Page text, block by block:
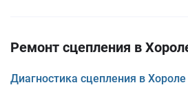
Ремонт сцепления в
Диагностика сцепления в Хороле